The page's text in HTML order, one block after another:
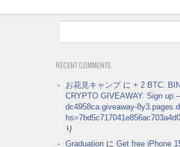
RECENT COMMENTS
お花見キャンプに + 2 BTC.
CRYPTO GIVEAWAY. Sign up --
dc4958ca.giveaway-
り
Graduation に Get free iPhone